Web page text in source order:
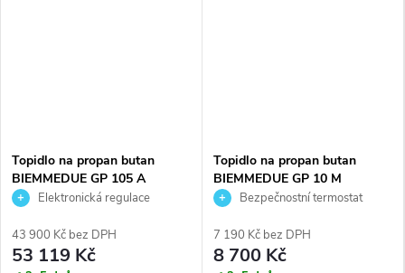
Topidlo na propan butan
BIEMMEDUE GP 105 A
Elektronická regulace
43 900 Kč bez DPH
53 119 Kč
Topidlo na propan butan
BIEMMEDUE GP 10 M
Bezpečnostní termostat
7 190 Kč bez DPH
8 700 Kč